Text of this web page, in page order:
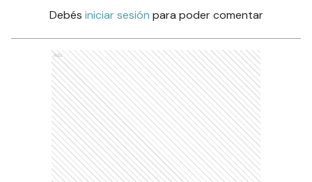
Debés iniciar sesión para poder comentar
Ads